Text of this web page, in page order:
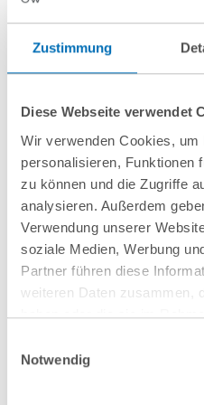
Zustimmung
Diese Webseite verwendet
Wir verwenden Cookies, um
personalisieren, Funktionen
zu können und die Zugriffe
analysieren. Außerdem
Verwendung unserer
soziale Medien, Werbung
Partner führen diese
weiteren Daten zusammen,
haben oder die sie im
Cookies, wenn Sie unsere
Hinweis auf die
Notwendig
T